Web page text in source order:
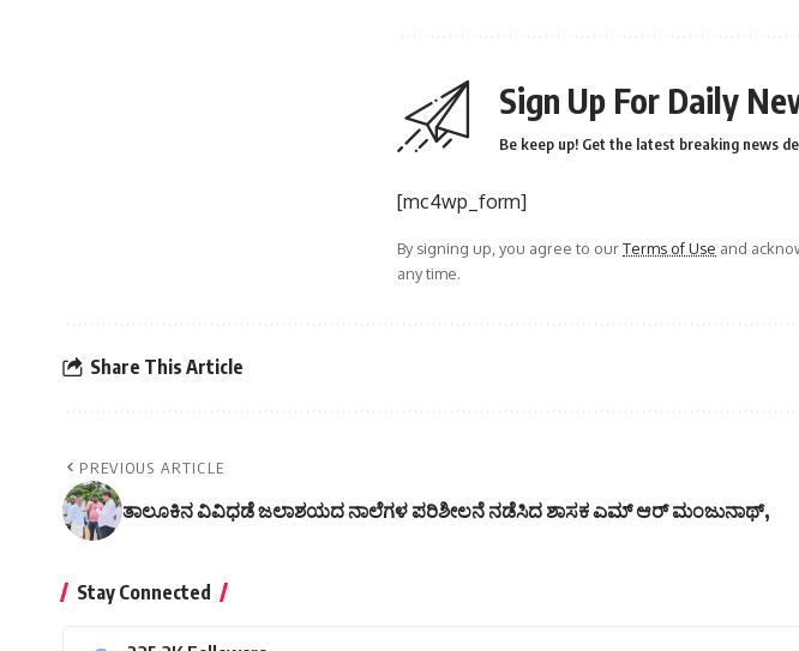
Sign Up For Daily
Be keep up! Get the latest breaking news
[mc4wp_form]
By signing up, you agree to ourTerms of Use and
any time.
Share This Article
PREVIOUS ARTICLE
ತಾಲೂಕಿನ ವಿವಿಧಡೆ ಜಲಾಶಯದ ನಾಲೆಗಳ ಪರಿಶೀಲನೆ ನಡೆಸಿದ ಶಾಸಕ ಎಮ್ ಆರ್ ಮಂಜುನಾಥ್,
Stay Connected